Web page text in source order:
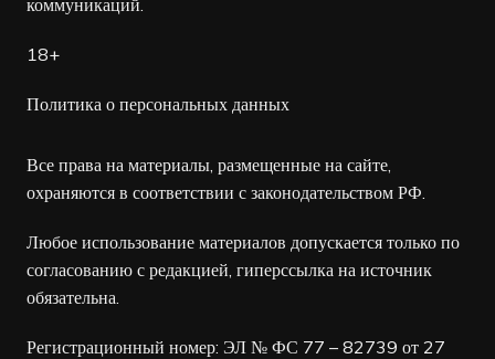
18+
Политика о персональных данных
Все права на материалы, размещенные на сайте,
охраняются в соответствии с законодательством РФ.
Любое использование материалов допускается только по
согласованию с редакцией, гиперссылка на источник
обязательна.
Регистрационный номер: ЭЛ № ФС 77 – 82739 от 27